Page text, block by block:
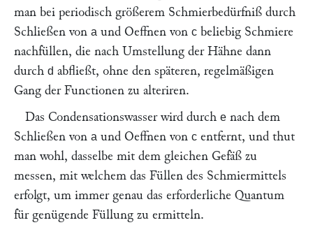
man bei periodisch größerem Schmierbedürfniß durch
Schließen von a und Oeffnen von c beliebig Schmiere
nachfüllen, die nach Umstellung der Hähne dann
durch d abfließt, ohne den späteren, regelmäßigen
Gang der Functionen zu alteriren.
Das Condensationswasser wird durch e nach dem
Schließen von a und Oeffnen von c entfernt, und thut
man wohl, dasselbe mit dem gleichen Gefäß zu
messen, mit welchem das Füllen des Schmiermittels
erfolgt, um immer genau das erforderliche Quantum
für genügende Füllung zu ermitteln.